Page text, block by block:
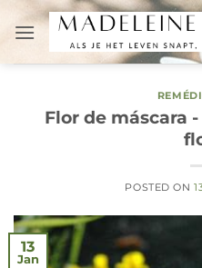
content
Flor de máscara
POSTED ON
13
Jan